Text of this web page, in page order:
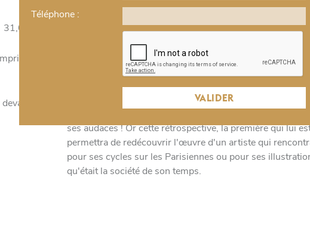
31,00 €
Né en 1836 à Nantes, James Tissot, de son vrai nom
France et l'Angleterre. Elève aux Beaux-Arts de Paris, il
française avant de partir à Londres après la Commune
Londres ou à Paris, James Tissot reste un peintre
fréquente les cercles les plus distingués...
Le fait qu'il n'appartienne pas à la lignée des artistes
ses audaces ! Or cette rétrospective, la première qui lui
permettra de redécouvrir l'œuvre d'un artiste qui
pour ses cycles sur les Parisiennes ou pour ses
qu'était la société de son temps.
Téléphone :
VALIDER